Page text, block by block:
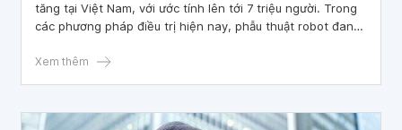
tăng tại Việt Nam, với ước tính lên tới 7 triệu người. Trong
các phương pháp điều trị hiện nay, phẫu thuật robot đang
thiệu chi tiết phẫu thuật robot trong điều trị bệnh trào
Xem thêm